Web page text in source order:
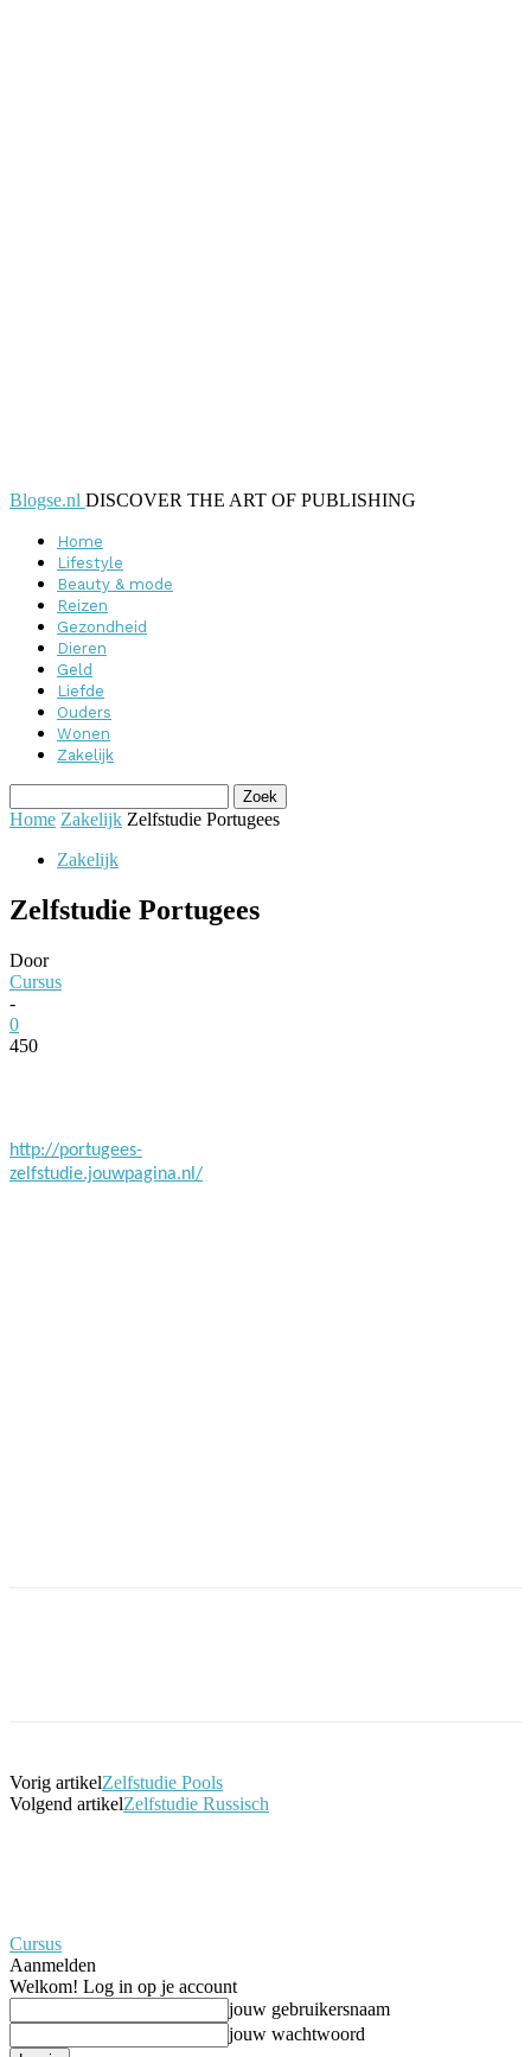
Blogse.nl DISCOVER THE ART OF PUBLISHING
Home
Lifestyle
Beauty & mode
Reizen
Gezondheid
Dieren
Geld
Liefde
Ouders
Wonen
Zakelijk
Home Zakelijk Zelfstudie Portugees
Zakelijk
Zelfstudie Portugees
Door
Cursus
-
0
450
http://portugees-
zelfstudie.jouwpagina.nl/
Vorig artikelZelfstudie Pools
Volgend artikelZelfstudie Russisch
Cursus
Aanmelden
Welkom! Log in op je account
jouw gebruikersnaam
jouw wachtwoord